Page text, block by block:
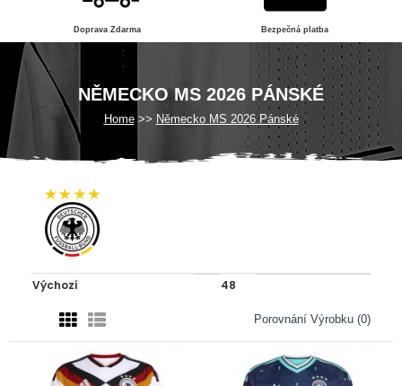
Doprava Zdarma Bezpečná platba
NĚMECKO MS 2026 PÁNSKÉ
Home Německo MS 2026 Pánské
Porovnání Výrobku (0)